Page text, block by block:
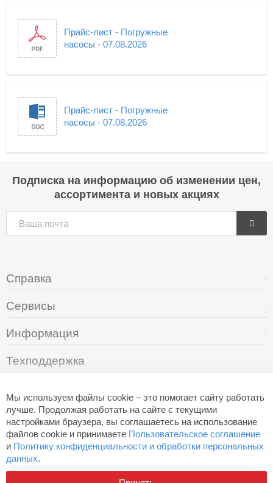
Прайс-лист - Погружные
насосы - 07.08.2026
Прайс-лист - Погружные
насосы - 07.08.2026
Мы используем файлы cookie – это помогает сайту работать
лучше. Продолжая работать на сайте с текущими
настройками браузера, вы соглашаетесь на использование
файлов cookie и принимаете Пользовательское соглашение
и Политику конфиденциальности и обработки персональных
данных.
Подписка на информацию об изменении цен,
ассортимента и новых акциях
Справка
Сервисы
Информация
Техподдержка
+7 (495) 249-05-94